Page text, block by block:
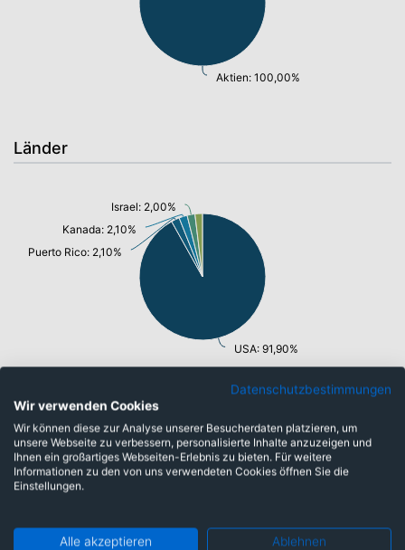
Aktien: 100,00%
Länder
USA: 91,90%
Puerto Rico: 2,10%
Kanada: 2,10%
Israel: 2,00%
Branchen
Informationstechnologie: 18,20%
Datenschutzbestimmungen
Wir verwenden Cookies
Wir können diese zur Analyse unserer Besucherdaten platzieren, um
unsere Webseite zu verbessern, personalisierte Inhalte anzuzeigen und
Ihnen ein großartiges Webseiten-Erlebnis zu bieten. Für weitere
Informationen zu den von uns verwendeten Cookies öffnen Sie die
Einstellungen.
Alle akzeptieren Ablehnen